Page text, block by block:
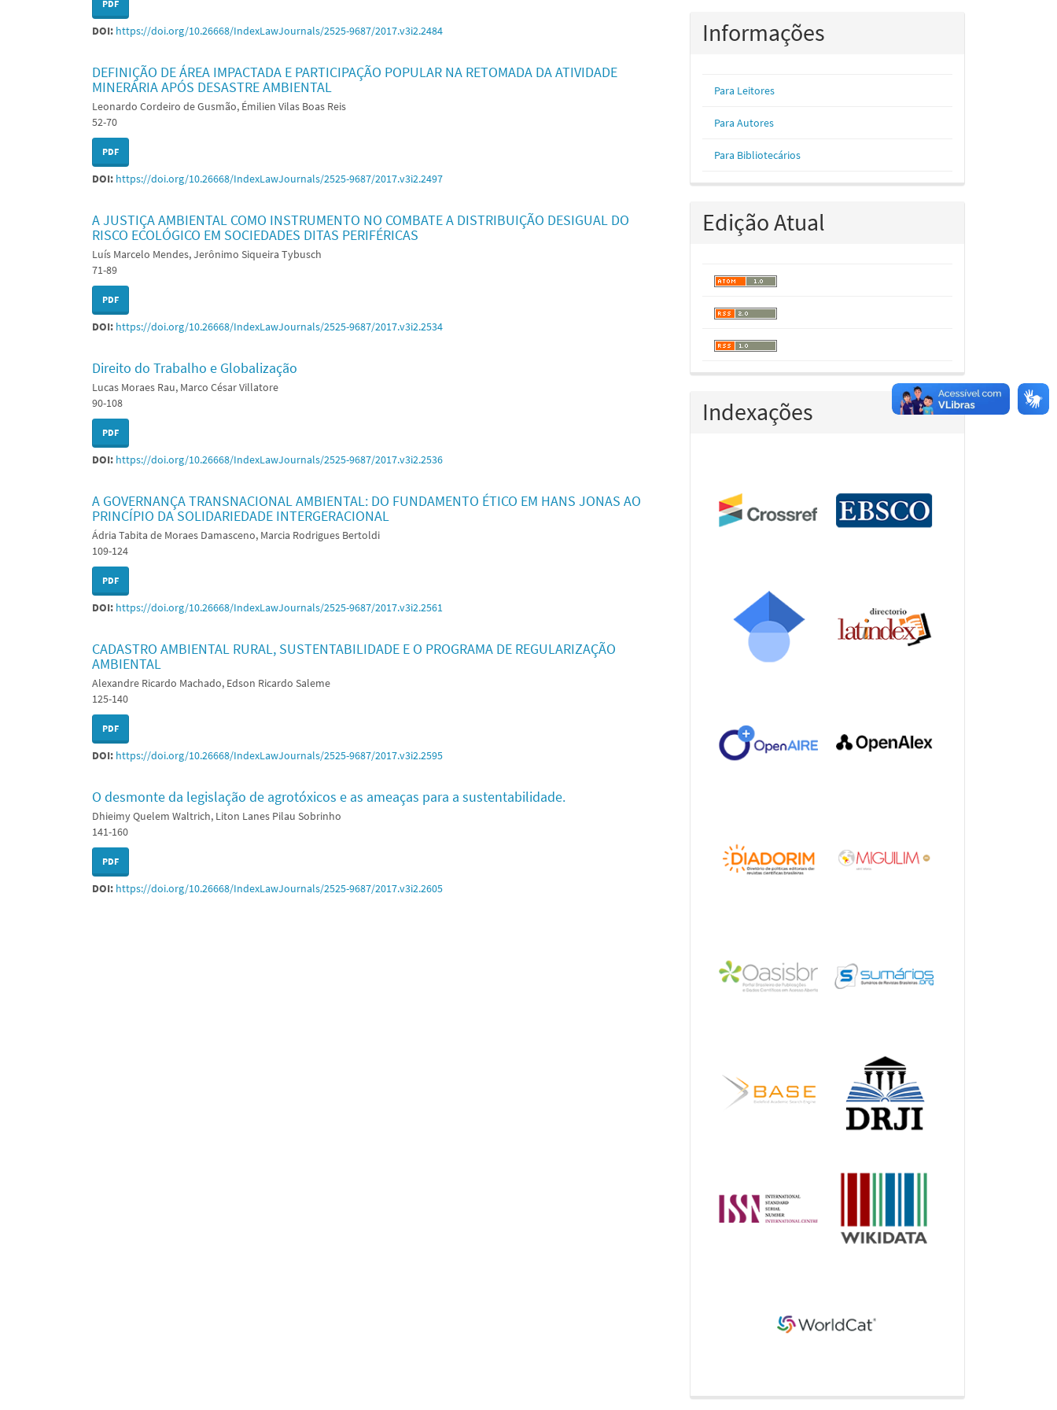
PDF
DOI: https://doi.org/10.26668/IndexLawJournals/2525-9687/2017.v3i2.2484
DEFINIÇÃO DE ÁREA IMPACTADA E PARTICIPAÇÃO POPULAR NA RETOMADA DA ATIVIDADE
MINERÁRIA APÓS DESASTRE AMBIENTAL
Leonardo Cordeiro de Gusmão, Émilien Vilas Boas Reis
52-70
PDF
DOI: https://doi.org/10.26668/IndexLawJournals/2525-9687/2017.v3i2.2497
A JUSTIÇA AMBIENTAL COMO INSTRUMENTO NO COMBATE A DISTRIBUIÇÃO DESIGUAL DO
RISCO ECOLÓGICO EM SOCIEDADES DITAS PERIFÉRICAS
Luís Marcelo Mendes, Jerônimo Siqueira Tybusch
71-89
PDF
DOI: https://doi.org/10.26668/IndexLawJournals/2525-9687/2017.v3i2.2534
Direito do Trabalho e Globalização
Lucas Moraes Rau, Marco César Villatore
90-108
PDF
DOI: https://doi.org/10.26668/IndexLawJournals/2525-9687/2017.v3i2.2536
A GOVERNANÇA TRANSNACIONAL AMBIENTAL: DO FUNDAMENTO ÉTICO EM HANS JONAS AO
PRINCÍPIO DA SOLIDARIEDADE INTERGERACIONAL
Ádria Tabita de Moraes Damasceno, Marcia Rodrigues Bertoldi
109-124
PDF
DOI: https://doi.org/10.26668/IndexLawJournals/2525-9687/2017.v3i2.2561
CADASTRO AMBIENTAL RURAL, SUSTENTABILIDADE E O PROGRAMA DE REGULARIZAÇÃO
AMBIENTAL
Alexandre Ricardo Machado, Edson Ricardo Saleme
125-140
PDF
DOI: https://doi.org/10.26668/IndexLawJournals/2525-9687/2017.v3i2.2595
O desmonte da legislação de agrotóxicos e as ameaças para a sustentabilidade.
Dhieimy Quelem Waltrich, Liton Lanes Pilau Sobrinho
141-160
PDF
DOI: https://doi.org/10.26668/IndexLawJournals/2525-9687/2017.v3i2.2605
Informações
Para Leitores
Para Autores
Para Bibliotecários
Edição Atual
Indexações